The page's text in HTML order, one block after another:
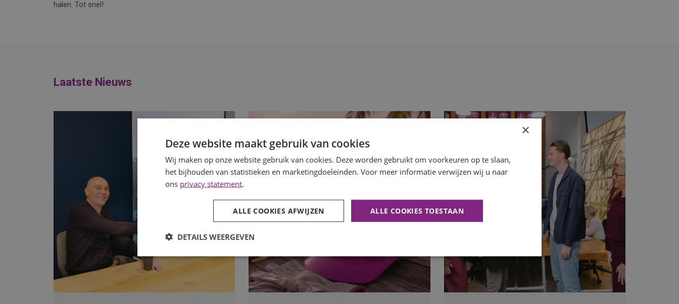
halen. Tot snel!
Laatste Nieuws
×
Deze website maakt gebruik van cookies
Wij maken op onze website gebruik van cookies. Deze worden gebruikt om voorkeuren op te slaan,
het bijhouden van statistieken en marketingdoeleinden. Voor meer informatie verwijzen wij u naar
ons privacy statement.
ALLE COOKIES TOESTAAN
ALLE COOKIES AFWIJZEN
DETAILS WEERGEVEN